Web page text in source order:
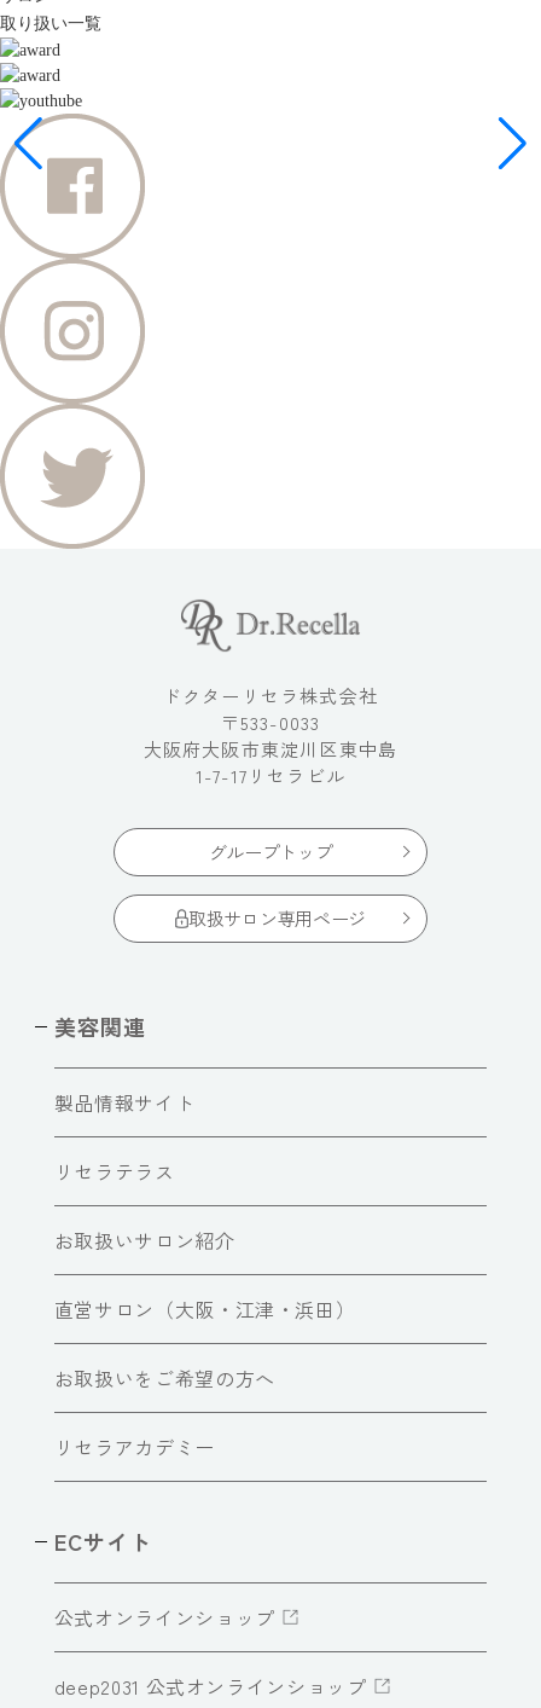
取り扱い一覧
ドクターリセラ株式会社
〒533-0033
大阪府大阪市東淀川区東中島
1-7-17リセラビル
グループトップ
取扱サロン専用ページ
美容関連
製品情報サイト
リセラテラス
お取扱いサロン紹介
直営サロン（大阪・江津・浜田）
お取扱いをご希望の方へ
リセラアカデミー
ECサイト
公式オンラインショップ
deep2031 公式オンラインショップ